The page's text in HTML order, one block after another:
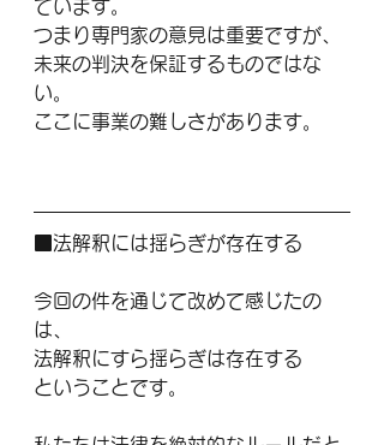
ています。
つまり専門家の意見は重要ですが、
未来の判決を保証するものではな
い。
ここに事業の難しさがあります。
■法解釈には揺らぎが存在する
今回の件を通じて改めて感じたの
は、
法解釈にすら揺らぎは存在する
ということです。